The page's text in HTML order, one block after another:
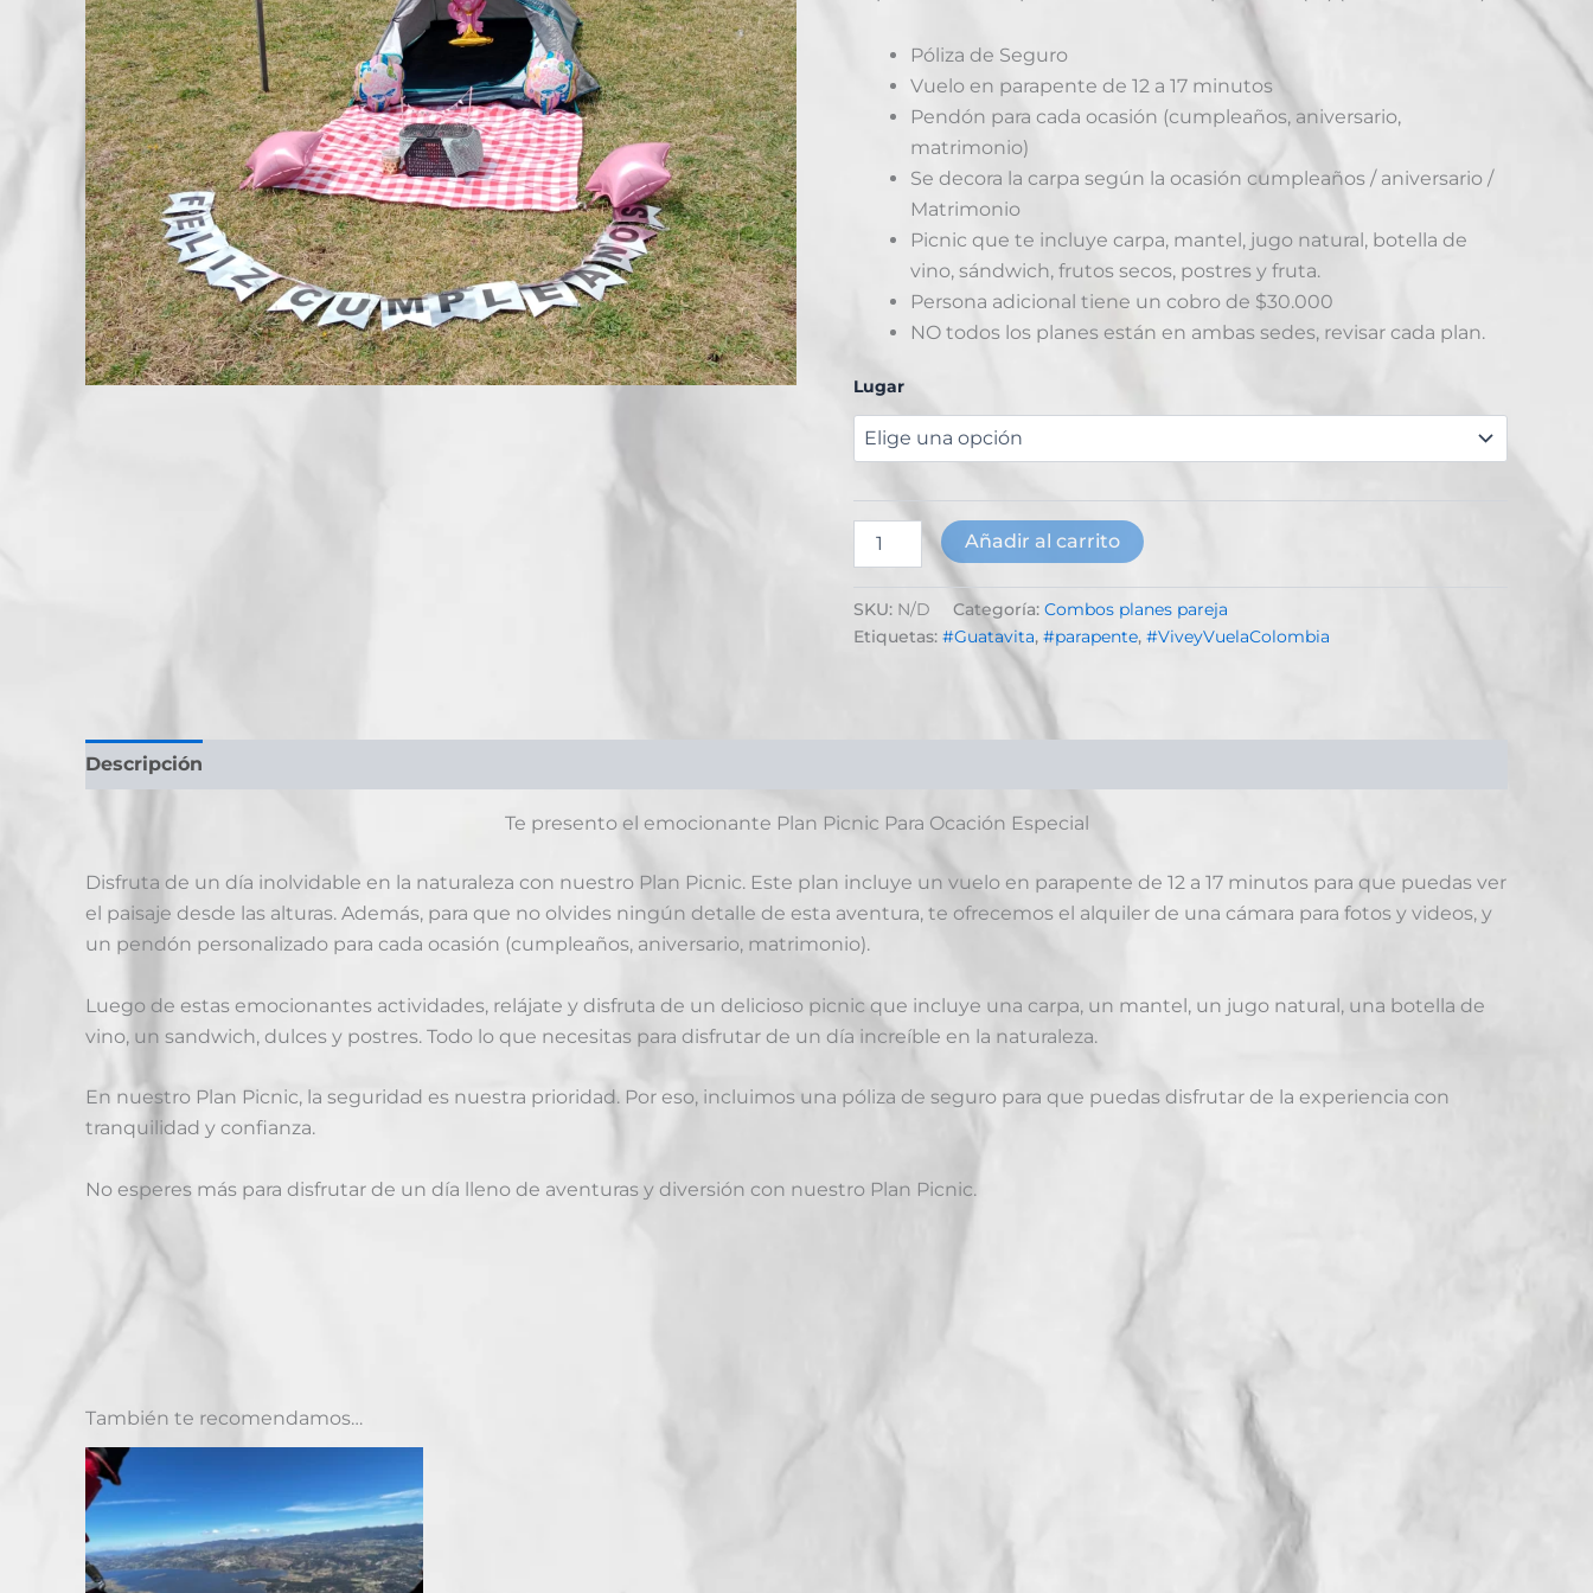
Póliza de Seguro
Vuelo en parapente de 12 a 17 minutos
Pendón para cada ocasión (cumpleaños, aniversario,
matrimonio)
Se decora la carpa según la ocasión cumpleaños / aniversario /
Matrimonio
Picnic que te incluye carpa, mantel, jugo natural, botella de
vino, sándwich, frutos secos, postres y fruta.
Persona adicional tiene un cobro de $30.000
NO todos los planes están en ambas sedes, revisar cada plan.
Lugar
Añadir al carrito
SKU: N/D Categoría: Combos planes pareja
Etiquetas: #Guatavita, #parapente, #ViveyVuelaColombia
Descripción
Te presento el emocionante Plan Picnic Para Ocación Especial
Disfruta de un día inolvidable en la naturaleza con nuestro Plan Picnic. Este plan incluye un vuelo en parapente de 12 a 17 minutos para que puedas ver
el paisaje desde las alturas. Además, para que no olvides ningún detalle de esta aventura, te ofrecemos el alquiler de una cámara para fotos y videos, y
un pendón personalizado para cada ocasión (cumpleaños, aniversario, matrimonio).
Luego de estas emocionantes actividades, relájate y disfruta de un delicioso picnic que incluye una carpa, un mantel, un jugo natural, una botella de
vino, un sandwich, dulces y postres. Todo lo que necesitas para disfrutar de un día increíble en la naturaleza.
En nuestro Plan Picnic, la seguridad es nuestra prioridad. Por eso, incluimos una póliza de seguro para que puedas disfrutar de la experiencia con
tranquilidad y confianza.
No esperes más para disfrutar de un día lleno de aventuras y diversión con nuestro Plan Picnic.
También te recomendamos…
$ 280.000
through
$ 340.000
producto
tiene
múltiples
variantes.